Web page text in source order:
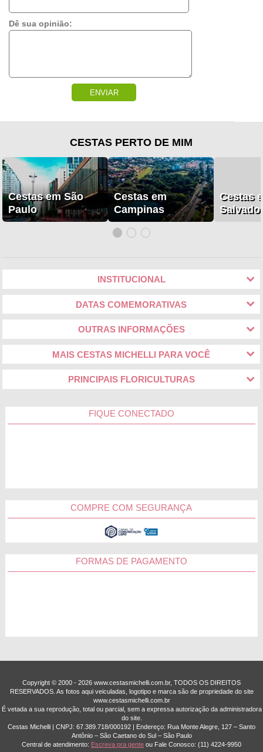
Dê sua opinião:
ENVIAR
CESTAS PERTO DE MIM
Cestas em São
Paulo
Cestas em
Campinas
Cestas
INSTITUCIONAL
DATAS COMEMORATIVAS
OUTRAS INFORMAÇÕES
MAIS CESTAS MICHELLI PARA VOCÊ
PRINCIPAIS FLORICULTURAS
FIQUE CONECTADO
COMPRE COM SEGURANÇA
FORMAS DE PAGAMENTO
Copyright © 2000 - ­2026 www.cestasmichelli.com.br, TODOS OS DIREITOS
RESERVADOS. As fotos aqui veiculadas, logotipo e marca são de propriedade do site
www.cestasmichelli.com.br
É vetada a sua reprodução, total ou parcial, sem a expressa autorização da administradora
do site.
Cestas Michelli | CNPJ: 67.389.718/0001­92 | Endereço: Rua Monte Alegre, 127 – Santo
Antônio – São Caetano do Sul – São Paulo
Central de atendimento: Escreva pra gente ou Fale Conosco: (11) 4224-9950